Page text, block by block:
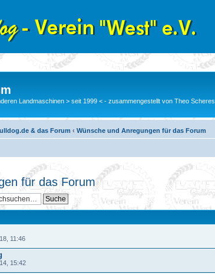
Landmaschinen > seit 1999 < - zusammengestellt von Theo Scheres
& das Forum ‹ Wünsche und Anregungen für das Forum
für das Forum
11:46
15:42